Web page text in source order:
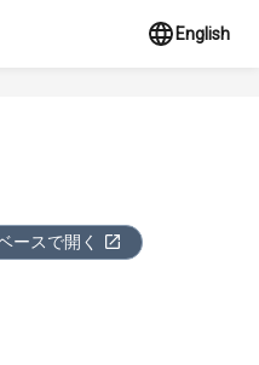
English
ースで開く